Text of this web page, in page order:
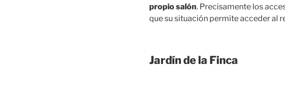
propio salón. Precisamente los
que su situación permite acceder al
Jardín de la Finca